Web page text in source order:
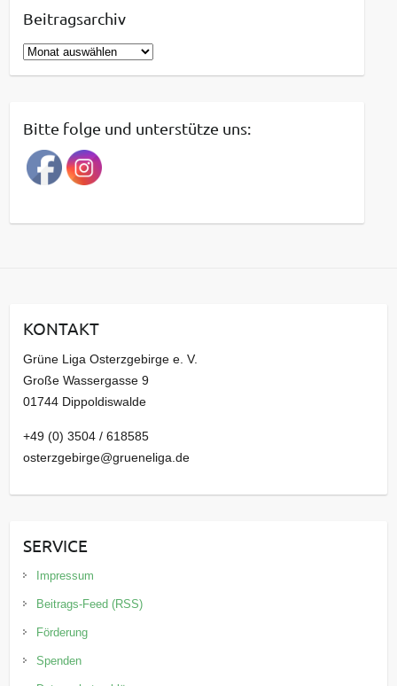
Beitragsarchiv
B
e
r
a
g
a
v
Bitte folge und unterstütze uns:
KONTAKT
Grüne Liga Osterzgebirge e. V.
Große Wassergasse 9
01744 Dippoldiswalde
+49 (0) 3504 / 618585
osterzgebirge@grueneliga.de
SERVICE
Impressum
Beitrags-Feed (RSS)
Förderung
Spenden